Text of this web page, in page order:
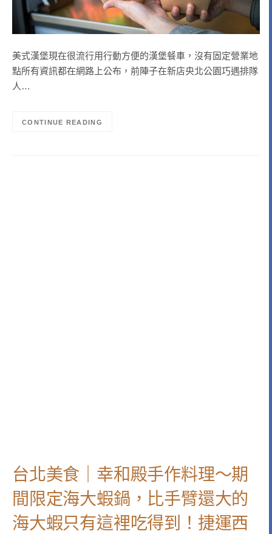
美式漢堡現在很流行用行動方便的漢堡餐車，沒有固定營業地
點所有資訊都在網路上公布，前陣子在新店央北公園巧遇排隊
人…
CONTINUE READING
台北美食｜幸和殿手作料理～期
間限定海大蝦鍋，比手臂還大的
海大蝦只有這裡吃得到！捷運西